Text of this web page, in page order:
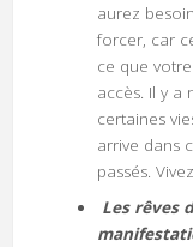
aurez
forcer, car
ce que
accès. Il y a
certaines
arrive dans
passés.
Les rêves